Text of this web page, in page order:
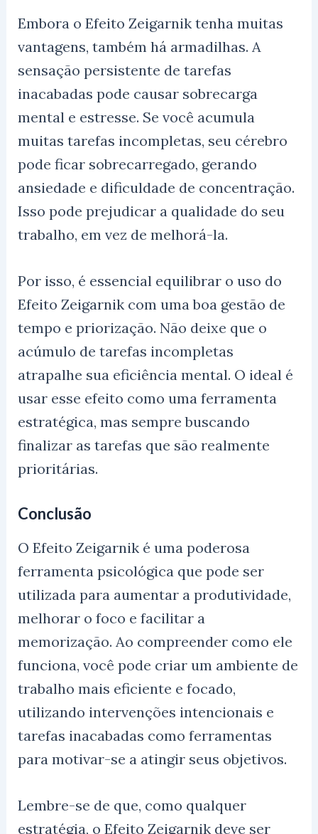
Embora o Efeito Zeigarnik tenha muitas
vantagens, também há armadilhas. A
sensação persistente de tarefas
inacabadas pode causar sobrecarga
mental e estresse. Se você acumula
muitas tarefas incompletas, seu cérebro
pode ficar sobrecarregado, gerando
ansiedade e dificuldade de concentração.
Isso pode prejudicar a qualidade do seu
trabalho, em vez de melhorá-la.
Por isso, é essencial equilibrar o uso do
Efeito Zeigarnik com uma boa gestão de
tempo e priorização. Não deixe que o
acúmulo de tarefas incompletas
atrapalhe sua eficiência mental. O ideal é
usar esse efeito como uma ferramenta
estratégica, mas sempre buscando
finalizar as tarefas que são realmente
prioritárias.
Conclusão
O Efeito Zeigarnik é uma poderosa
ferramenta psicológica que pode ser
utilizada para aumentar a produtividade,
melhorar o foco e facilitar a
memorização. Ao compreender como ele
funciona, você pode criar um ambiente de
trabalho mais eficiente e focado,
utilizando intervenções intencionais e
tarefas inacabadas como ferramentas
para motivar-se a atingir seus objetivos.
Lembre-se de que, como qualquer
estratégia, o Efeito Zeigarnik deve ser